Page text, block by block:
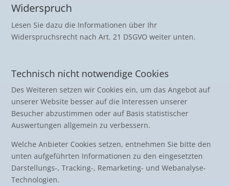
Widerspruch
Lesen Sie dazu die Informationen über Ihr
Widerspruchsrecht nach Art. 21 DSGVO weiter unten.
Technisch nicht notwendige Cookies
Des Weiteren setzen wir Cookies ein, um das Angebot auf
unserer Website besser auf die Interessen unserer
Besucher abzustimmen oder auf Basis statistischer
Auswertungen allgemein zu verbessern.
Welche Anbieter Cookies setzen, entnehmen Sie bitte den
unten aufgeführten Informationen zu den eingesetzten
Darstellungs-, Tracking-, Remarketing- und Webanalyse-
Technologien.